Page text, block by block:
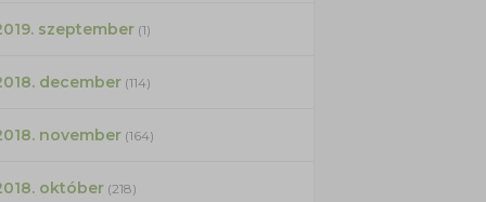
szeptember(1)
december(114)
november(164)
október(218)